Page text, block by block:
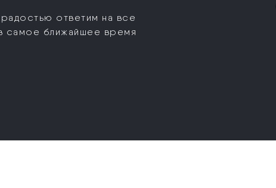
ответим на все
самое ближайшее время